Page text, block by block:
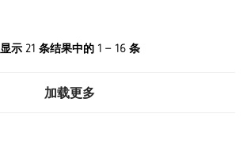
显示 21 条结果中的 1 – 16 条
加载更多